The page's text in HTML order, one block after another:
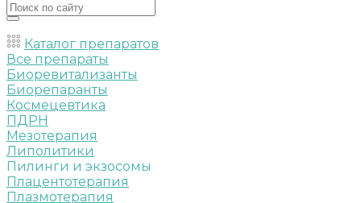
Каталог препаратов
Все препараты
Биоревитализанты
Биорепаранты
Космецевтика
ПДРН
Мезотерапия
Липолитики
Пилинги и экзосомы
Плацентотерапия
Плазмотерапия